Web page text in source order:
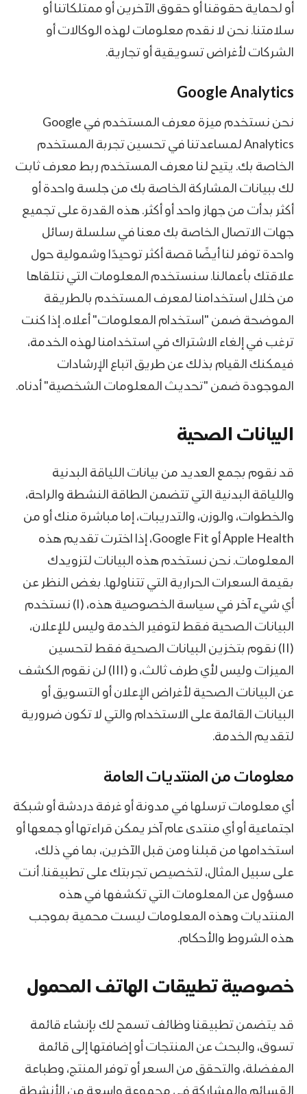
أو لحماية حقوقنا أو حقوق الآخرين أو ممتلكاتنا أو
سلامتنا. نحن لا نقدم معلومات لهذه الوكالات أو
الشركات لأغراض تسويقية أو تجارية.
Google Analytics
نحن نستخدم ميزة معرف المستخدم في Google
Analytics لمساعدتنا في تحسين تجربة المستخدم
الخاصة بك. يتيح لنا معرف المستخدم ربط معرف ثابت
لك ببيانات المشاركة الخاصة بك من جلسة واحدة أو
أكثر بدأت من جهاز واحد أو أكثر. هذه القدرة على تجميع
جهات الاتصال الخاصة بك معنا في سلسلة رسائل
واحدة توفر لنا أيضًا قصة أكثر توحيدًا وشمولية حول
علاقتك بأعمالنا. سنستخدم المعلومات التي نتلقاها
من خلال استخدامنا لمعرف المستخدم بالطريقة
الموضحة ضمن "استخدام المعلومات" أعلاه. إذا كنت
ترغب في إلغاء الاشتراك في استخدامنا لهذه الخدمة،
فيمكنك القيام بذلك عن طريق اتباع الإرشادات
الموجودة ضمن "تحديث المعلومات الشخصية" أدناه.
البيانات الصحية
قد نقوم بجمع العديد من بيانات اللياقة البدنية
واللياقة البدنية التي تتضمن الطاقة النشطة والراحة،
والخطوات، والوزن، والتدريبات، إما مباشرة منك أو من
Apple Health أو Google Fit، إذا اخترت تقديم هذه
المعلومات. نحن نستخدم هذه البيانات لتزويدك
بقيمة السعرات الحرارية التي تتناولها. بغض النظر عن
أي شيء آخر في سياسة الخصوصية هذه، (I) نستخدم
البيانات الصحية فقط لتوفير الخدمة وليس للإعلان،
(II) نقوم بتخزين البيانات الصحية فقط لتحسين
الميزات وليس لأي طرف ثالث، و (III) لن نقوم الكشف
عن البيانات الصحية لأغراض الإعلان أو التسويق أو
البيانات القائمة على الاستخدام والتي لا تكون ضرورية
لتقديم الخدمة.
معلومات من المنتديات العامة
أي معلومات ترسلها في مدونة أو غرفة دردشة أو شبكة
اجتماعية أو أي منتدى عام آخر يمكن قراءتها أو جمعها أو
استخدامها من قبلنا ومن قبل الآخرين، بما في ذلك،
على سبيل المثال، لتخصيص تجربتك على تطبيقنا. أنت
مسؤول عن المعلومات التي تكشفها في هذه
المنتديات وهذه المعلومات ليست محمية بموجب
هذه الشروط والأحكام.
خصوصية تطبيقات الهاتف المحمول
قد يتضمن تطبيقنا وظائف تسمح لك بإنشاء قائمة
تسوق، والبحث عن المنتجات أو إضافتها إلى قائمة
المفضلة، والتحقق من السعر أو توفر المنتج، وطباعة
القسائم والمشاركة في مجموعة واسعة من الأنشطة